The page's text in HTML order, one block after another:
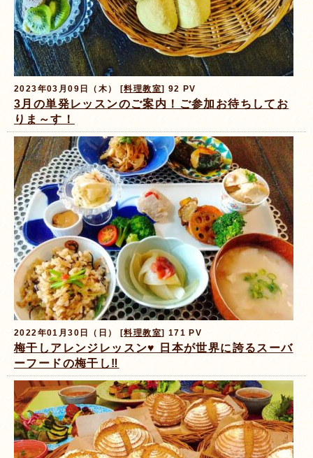
2023年03月09日（木） [料理教室] 92 PV
3月の単発レッスンのご案内！ご参加お待ちしてお
りま～す！
2022年01月30日（日） [料理教室] 171 PV
梅干しアレンジレッスン♥ 日本が世界に誇るスーバ
ーフードの梅干し‼️